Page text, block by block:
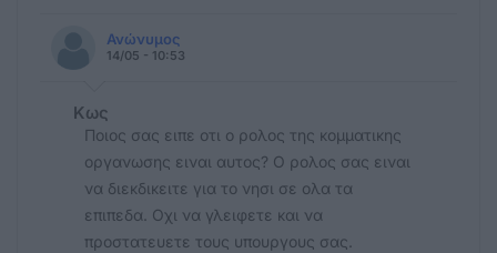
Ανώνυμος
14/05 - 10:53
Κως
Ποιος σας ειπε οτι ο ρολος της κομματικης
οργανωσης ειναι αυτος? Ο ρολος σας ειναι
να διεκδικειτε για το νησι σε ολα τα
επιπεδα. Οχι να γλειφετε και να
προστατευετε τους υπουργους σας.